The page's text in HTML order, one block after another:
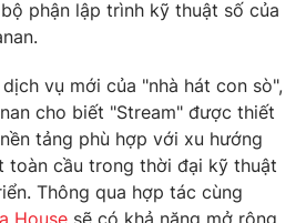
phận lập trình kỹ thuật số của
vụ mới của "nhà hát con sò",
cho biết "Stream" được thiết
tảng phù hợp với xu hướng
toàn cầu trong thời đại kỹ thuật
Thông qua hợp tác cùng
House sẽ có khả năng mở rộng